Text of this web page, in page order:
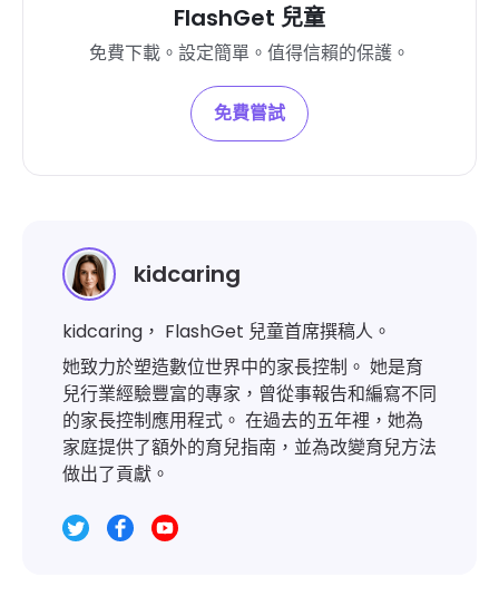
FlashGet 兒童
免費下載。設定簡單。值得信賴的保護。
免費嘗試
kidcaring
kidcaring， FlashGet 兒童首席撰稿人。
她致力於塑造數位世界中的家長控制。 她是育
兒行業經驗豐富的專家，曾從事報告和編寫不同
的家長控制應用程式。 在過去的五年裡，她為
家庭提供了額外的育兒指南，並為改變育兒方法
做出了貢獻。